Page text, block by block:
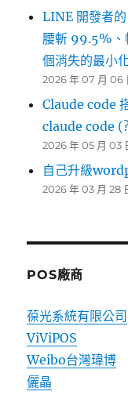
LINE 開發者
腰斬 99.5%、
個消失的最小
2026 年 07 月 06
Claude code
claude code
2026 年 05 月 03
自己升級
2026 年 03 月 28
POS廠商
葆光系統有限公司
ViViPOS
Weibo台灣瑋博
儷晶